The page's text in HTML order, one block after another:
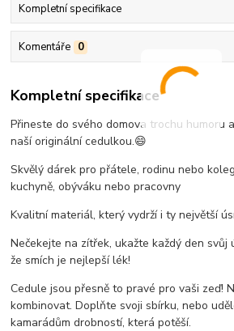
Kompletní specifikace
Komentáře 0
Kompletní specifikace
Přineste do svého domova trochu humoru
naší originální cedulkou.😄
Skvělý dárek pro přátele, rodinu nebo
kuchyně, obýváku nebo pracovny
Kvalitní materiál, který vydrží i ty největší
Nečekejte na zítřek, ukažte každý den svůj
že smích je nejlepší lék!
Cedule jsou přesně to pravé pro vaši zeď!
kombinovat. Doplňte svoji sbírku, nebo
kamarádům drobností, která potěší.